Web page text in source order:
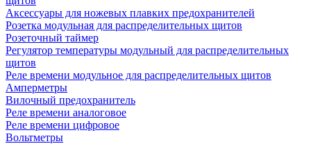
Аксессуары для ножевых плавких предохранителей
Розетка модульная для распределительных щитов
Розеточный таймер
Регулятор температуры модульный для распределительных
щитов
Реле времени модульное для распределительных щитов
Амперметры
Вилочный предохранитель
Реле времени аналоговое
Реле времени цифровое
Вольтметры